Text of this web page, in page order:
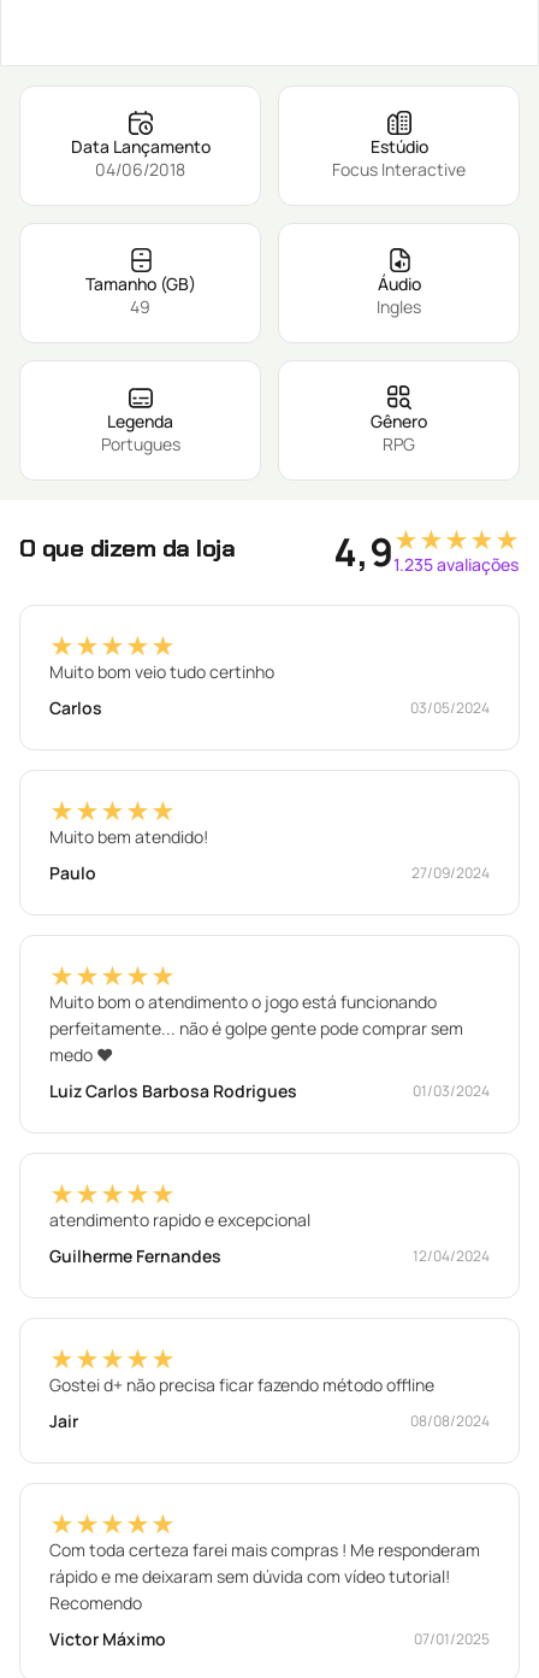
Data Lançamento
04/06/2018
Estúdio
Focus Interactive
Tamanho (GB)
49
Áudio
Ingles
Legenda
Portugues
Gênero
RPG
O que dizem da loja 4,9★★★★★
1.235 avaliações
★★★★★
Muito bom veio tudo certinho
Carlos
03/05/2024
★★★★★
Muito bem atendido!
Paulo
27/09/2024
★★★★★
Muito bom o atendimento o jogo está funcionando
perfeitamente... não é golpe gente pode comprar sem
medo ❤️
Luiz Carlos Barbosa Rodrigues
01/03/2024
★★★★★
atendimento rapido e excepcional
Guilherme Fernandes
12/04/2024
★★★★★
Gostei d+ não precisa ficar fazendo método offline
Jair
08/08/2024
★★★★★
Com toda certeza farei mais compras ! Me responderam
rápido e me deixaram sem dúvida com vídeo tutorial!
Recomendo
Victor Máximo
07/01/2025